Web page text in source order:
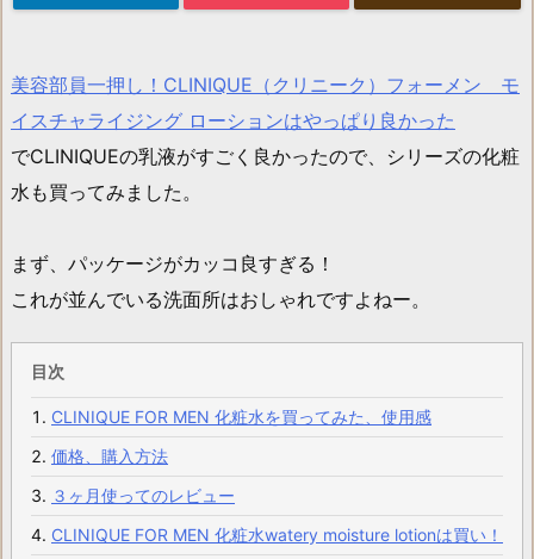
美容部員一押し！CLINIQUE（クリニーク）フォーメン モ
イスチャライジング ローションはやっぱり良かった
でCLINIQUEの乳液がすごく良かったので、シリーズの化粧
水も買ってみました。
まず、パッケージがカッコ良すぎる！
これが並んでいる洗面所はおしゃれですよねー。
目次
CLINIQUE FOR MEN 化粧水を買ってみた、使用感
価格、購入方法
３ヶ月使ってのレビュー
CLINIQUE FOR MEN 化粧水watery moisture lotionは買い！